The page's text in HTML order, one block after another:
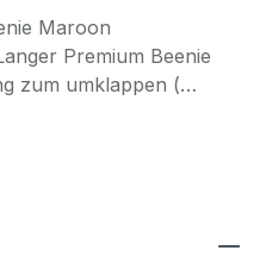
Maroon
Premium Beenie
zum umklappen (…